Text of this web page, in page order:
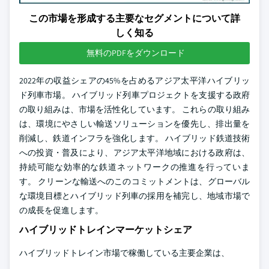
この市場を形成する主要なセグメントについて詳
しく知る
無料のPDFをダウンロード
2022年の収益シェアの45%を占めるアジア太平洋ハイブリッ
ド列車市場。 ハイブリッド列車プロジェクトを支援する政府
の取り組みは、市場を活性化しています。 これらの取り組み
は、環境にやさしい輸送ソリューションを優先し、排出量を
削減し、鉄道インフラを強化します。 ハイブリッド鉄道技術
への投資・普及により、アジア太平洋地域における政府は、
持続可能な効率的な鉄道ネットワークの推進を行っていま
す。 クリーンな輸送へのこのコミットメントは、グローバル
な環境目標とハイブリッド列車の採用を補完し、地域市場で
の成長を促進します。
ハイブリッドトレインマーケットシェア
ハイブリッドトレイン市場で稼働している主要企業は、